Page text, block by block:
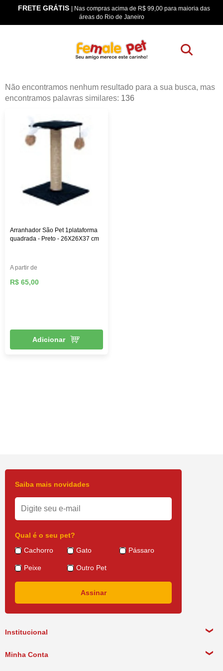
FRETE GRÁTIS | Nas compras acima de R$ 99,00 para maioria das
áreas do Rio de Janeiro
Não encontramos nenhum resultado para a sua busca, mas
encontramos palavras similares: 136
Arranhador São Pet 1plataforma
quadrada - Preto - 26X26X37 cm
A partir de
R$ 65,00
Adicionar
Institucional
Minha Conta
Saiba mais novidades
Qual é o seu pet?
Cachorro
Gato Pássaro
Peixe Outro Pet